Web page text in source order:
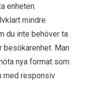
enheten.
mindre
du inte behöver ta
besökarenhet. Man
nya format som
med responsiv